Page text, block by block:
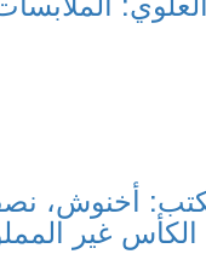
أخنوش،
غير